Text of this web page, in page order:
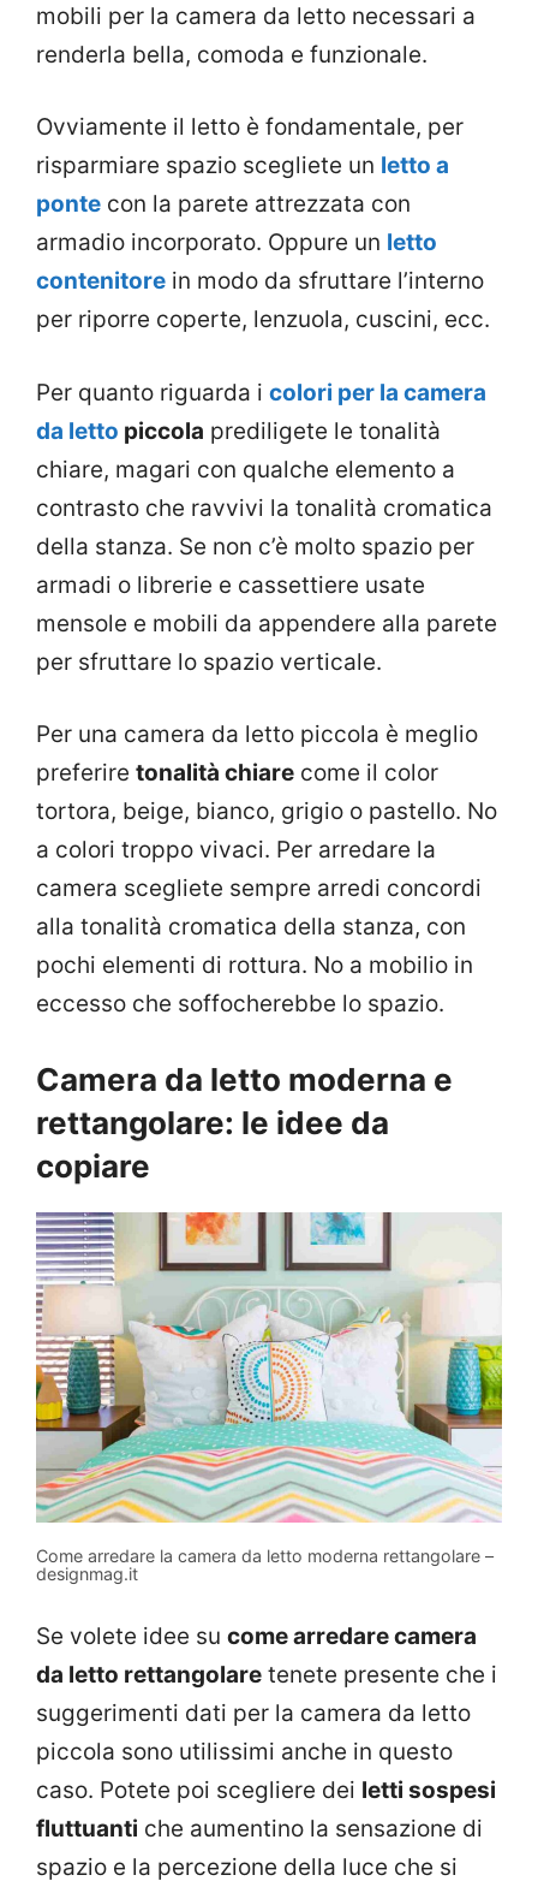
mobili per la camera da letto necessari a
renderla bella, comoda e funzionale.
Ovviamente il letto è fondamentale, per
risparmiare spazio scegliete un letto a
ponte con la parete attrezzata con
armadio incorporato. Oppure un letto
contenitore in modo da sfruttare l’interno
per riporre coperte, lenzuola, cuscini, ecc.
Per quanto riguarda i colori per la camera
da letto piccola prediligete le tonalità
chiare, magari con qualche elemento a
contrasto che ravvivi la tonalità cromatica
della stanza. Se non c’è molto spazio per
armadi o librerie e cassettiere usate
mensole e mobili da appendere alla parete
per sfruttare lo spazio verticale.
Per una camera da letto piccola è meglio
preferire tonalità chiare come il color
tortora, beige, bianco, grigio o pastello. No
a colori troppo vivaci. Per arredare la
camera scegliete sempre arredi concordi
alla tonalità cromatica della stanza, con
pochi elementi di rottura. No a mobilio in
eccesso che soffocherebbe lo spazio.
Camera da letto moderna e
rettangolare: le idee da
copiare
Come arredare la camera da letto moderna rettangolare –
designmag.it
Se volete idee su come arredare camera
da letto rettangolare tenete presente che i
suggerimenti dati per la camera da letto
piccola sono utilissimi anche in questo
caso. Potete poi scegliere dei letti sospesi
fluttuanti che aumentino la sensazione di
spazio e la percezione della luce che si